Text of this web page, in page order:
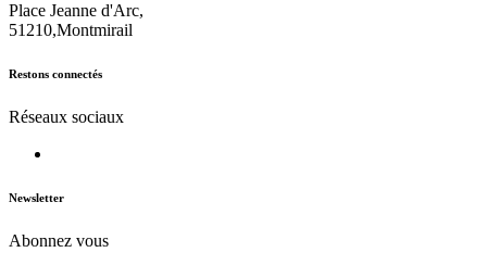
Place Jeanne d'Arc,
51210,Montmirail
Restons connectés
Réseaux sociaux
Newsletter
Abonnez vous